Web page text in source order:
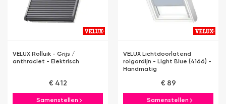
VELUX Rolluik - Grijs /
anthraciet - Elektrisch
€ 412
Samenstellen
VELUX Lichtdoorlatend
rolgordijn - Light Blue (4166) -
Handmatig
€ 89
Samenstellen